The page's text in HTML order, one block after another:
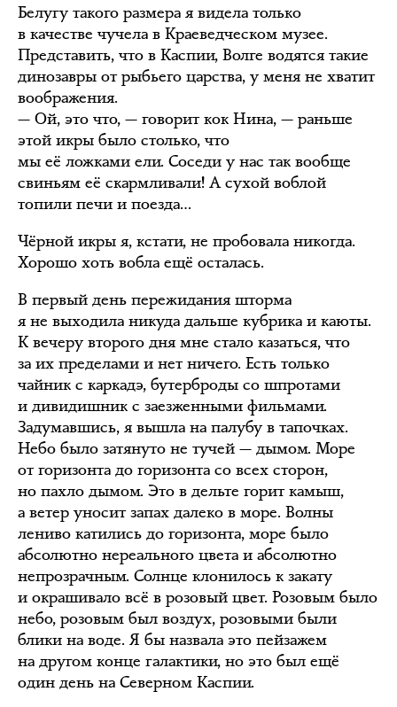
Белугу такого размера я видела только
в качестве чучела в Краеведческом музее.
Представить, что в Каспии, Волге водятся такие
динозавры от рыбьего царства, у меня не хватит
воображения.
— Ой, это что, — говорит кок Нина, — раньше
этой икры было столько, что
мы её ложками ели. Соседи у нас так вообще
свиньям её скармливали! А сухой воблой
топили печи и поезда…
Чёрной икры я, кстати, не пробовала никогда.
Хорошо хоть вобла ещё осталась.
В первый день пережидания шторма
я не выходила никуда дальше кубрика и каюты.
К вечеру второго дня мне стало казаться, что
за их пределами и нет ничего. Есть только
чайник с каркадэ, бутерброды со шпротами
и дивидишник с заезженными фильмами.
Задумавшись, я вышла на палубу в тапочках.
Небо было затянуто не тучей — дымом. Море
от горизонта до горизонта со всех сторон,
но пахло дымом. Это в дельте горит камыш,
а ветер уносит запах далеко в море. Волны
лениво катились до горизонта, море было
абсолютно нереального цвета и абсолютно
непрозрачным. Солнце клонилось к закату
и окрашивало всё в розовый цвет. Розовым было
небо, розовым был воздух, розовыми были
блики на воде. Я бы назвала это пейзажем
на другом конце галактики, но это был ещё
один день на Северном Каспии.